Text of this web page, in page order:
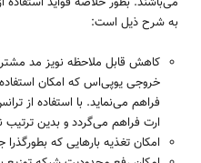
به شرح ذیل است:
کاهش قابل ملاحظه نویز مد
خروجی یوپی‌اس که امکان
فراهم می‌نماید. با استفاده از
ارت فراهم می‌گردد و بدین
امکان تغذیه بارهایی که